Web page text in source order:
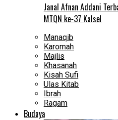
Janal Afnan Addani
MTQN ke-37 Kalsel
Manaqib
Karomah
Majlis
Khasanah
Kisah Sufi
Ulas Kitab
Ibrah
Ragam
Budaya